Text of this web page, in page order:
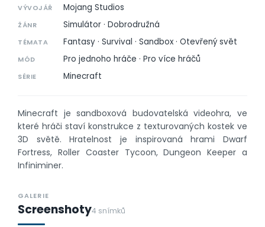
VÝVOJÁŘ Mojang Studios
ŽÁNR Simulátor · Dobrodružná
TÉMATA Fantasy · Survival · Sandbox · Otevřený svět
MÓD Pro jednoho hráče · Pro více hráčů
SÉRIE Minecraft
Minecraft je sandboxová budovatelská videohra, ve
které hráči staví konstrukce z texturovaných kostek ve
3D světě. Hratelnost je inspirovaná hrami Dwarf
Fortress, Roller Coaster Tycoon, Dungeon Keeper a
Infiniminer.
GALERIE
Screenshoty4 snímků